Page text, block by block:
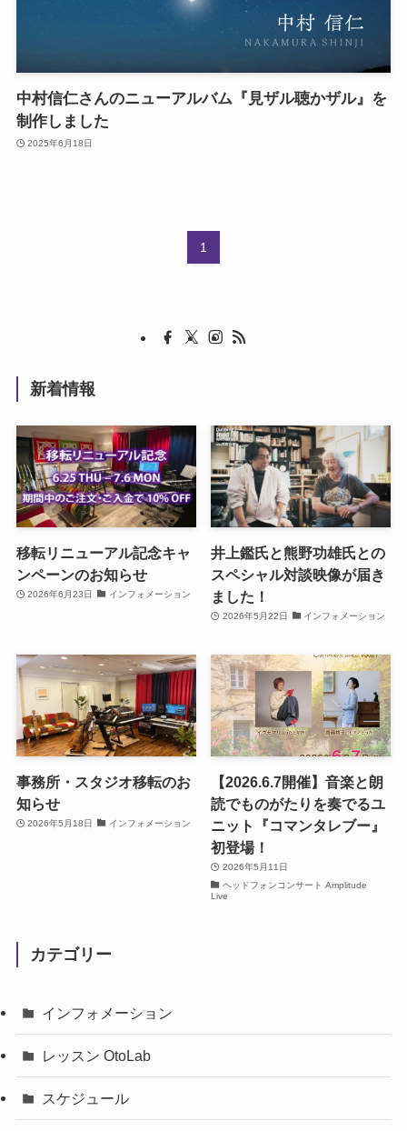
中村信仁さんのニューアルバム『見ザル聴かザル』を
制作しました
2025年6月18日
1
新着情報
移転リニューアル記念キャ
ンペーンのお知らせ
2026年6月23日 インフォメーション
井上鑑氏と熊野功雄氏との
スペシャル対談映像が届き
ました！
2026年5月22日 インフォメーション
事務所・スタジオ移転のお
知らせ
2026年5月18日 インフォメーション
【2026.6.7開催】音楽と朗
読でものがたりを奏でるユ
ニット『コマンタレブー』
初登場！
2026年5月11日
ヘッドフォンコンサート Amplitude
Live
カテゴリー
インフォメーション
レッスン OtoLab
スケジュール